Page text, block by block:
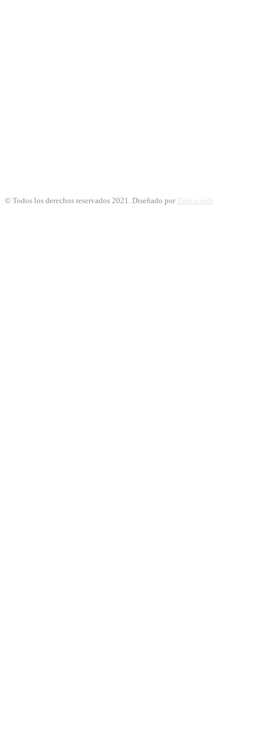
© Todos los derechos reservados 2021. Diseñado por Típica web